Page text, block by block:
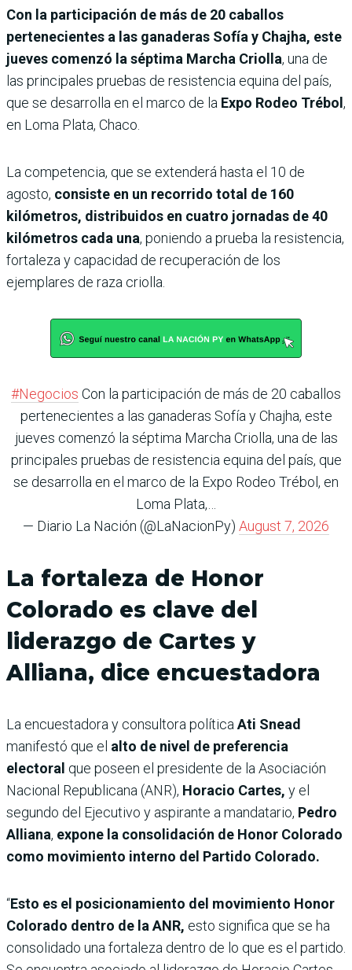
Con la participación de más de 20 caballos
pertenecientes a las ganaderas Sofía y Chajha, este
jueves comenzó la séptima Marcha Criolla, una de
las principales pruebas de resistencia equina del país,
que se desarrolla en el marco de la Expo Rodeo Trébol,
en Loma Plata, Chaco.
La competencia, que se extenderá hasta el 10 de
agosto, consiste en un recorrido total de 160
kilómetros, distribuidos en cuatro jornadas de 40
kilómetros cada una, poniendo a prueba la resistencia,
fortaleza y capacidad de recuperación de los
ejemplares de raza criolla.
#Negocios Con la participación de más de 20 caballos
pertenecientes a las ganaderas Sofía y Chajha, este
jueves comenzó la séptima Marcha Criolla, una de las
principales pruebas de resistencia equina del país, que
se desarrolla en el marco de la Expo Rodeo Trébol, en
Loma Plata,…
— Diario La Nación (@LaNacionPy) August 7, 2026
La fortaleza de Honor
Colorado es clave del
liderazgo de Cartes y
Alliana, dice encuestadora
La encuestadora y consultora política Ati Snead
manifestó que el alto de nivel de preferencia
electoral que poseen el presidente de la Asociación
Nacional Republicana (ANR), Horacio Cartes, y el
segundo del Ejecutivo y aspirante a mandatario, Pedro
Alliana, expone la consolidación de Honor Colorado
como movimiento interno del Partido Colorado.
“Esto es el posicionamiento del movimiento Honor
Colorado dentro de la ANR, esto significa que se ha
consolidado una fortaleza dentro de lo que es el partido.